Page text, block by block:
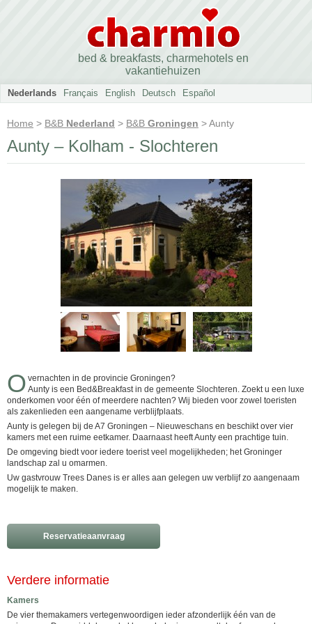
bed & breakfasts, charmehotels en
vakantiehuizen
Nederlands Français English Deutsch Español
Home > B&B Nederland > B&B Groningen > Aunty
Aunty – Kolham - Slochteren
O vernachten in de provincie Groningen?
Aunty is een Bed&Breakfast in de gemeente Slochteren. Zoekt u een luxe
onderkomen voor één of meerdere nachten? Wij bieden voor zowel toeristen
als zakenlieden een aangename verblijfplaats.
Aunty is gelegen bij de A7 Groningen – Nieuweschans en beschikt over vier
kamers met een ruime eetkamer. Daarnaast heeft Aunty een prachtige tuin.
De omgeving biedt voor iedere toerist veel mogelijkheden; het Groninger
landschap zal u omarmen.
Uw gastvrouw Trees Danes is er alles aan gelegen uw verblijf zo aangenaam
mogelijk te maken.
Reservatieaanvraag
Verdere informatie
Kamers
De vier themakamers vertegenwoordigen ieder afzonderlijk één van de